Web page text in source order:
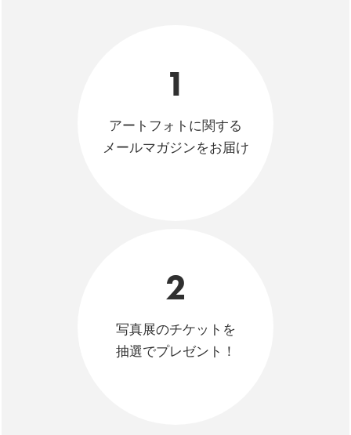
1
アートフォトに関する
メールマガジンをお届け
2
写真展のチケットを
抽選でプレゼント！